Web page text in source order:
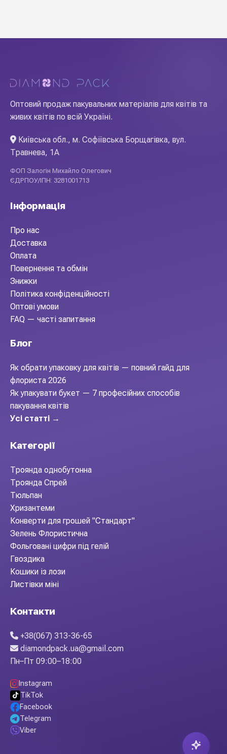
Оптовий продаж пакувальних матеріалів для квітів та
живих квітів по всій Україні.
Київська обл., м. Софіївська Борщагівка, вул.
Травнева, 1А
ФОП Залогін Михайло Олегович
ЄДРПОУ/ІПН: 3281001713
Інформація
Про нас
Доставка
Оплата
Повернення та обмін
Знижки
Політика конфіденційності
Оптові умови
FAQ — часті запитання
Блог
Як обрати упаковку для квітів — повний гайд для
флориста 2026
Як упакувати букет — 7 професійних способів
пакування квітів
Усі статті →
Категорії
Троянда однобутонна
Троянда Спрей
Тюльпан
Хризантеми
Конверти для грошей "Стандарт"
Зелень Флористична
Фольговані цифри під гелій
Гвоздика
Кошики із лози
Листівки міні
Контакти
+38(067) 313-36-65
diamondpack.ua@gmail.com
Пн–Пт 09:00–18:00
Instagram
TikTok
Facebook
Telegram
Viber